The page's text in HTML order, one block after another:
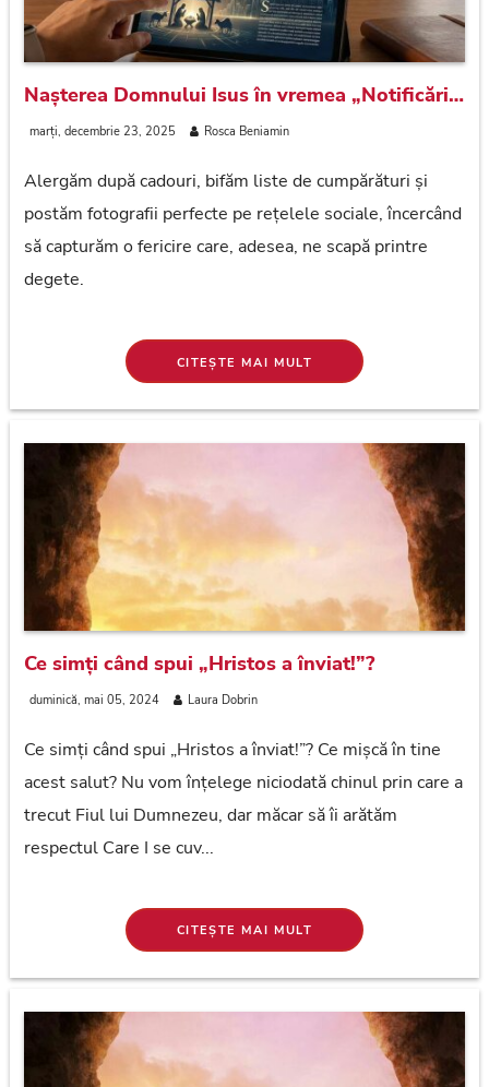
Nașterea Domnului Isus în vremea „Notificărilor”
marți, decembrie 23, 2025 Rosca Beniamin
Alergăm după cadouri, bifăm liste de cumpărături și
postăm fotografii perfecte pe rețelele sociale, încercând
să capturăm o fericire care, adesea, ne scapă printre
degete.
CITEȘTE MAI MULT
Ce simți când spui „Hristos a înviat!”?
duminică, mai 05, 2024 Laura Dobrin
Ce simți când spui „Hristos a înviat!”? Ce mișcă în tine
acest salut? Nu vom înțelege niciodată chinul prin care a
trecut Fiul lui Dumnezeu, dar măcar să îi arătăm
respectul Care I se cuv...
CITEȘTE MAI MULT